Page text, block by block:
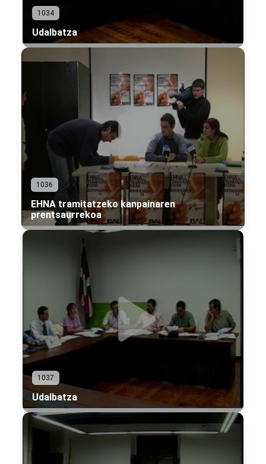
1034
Udalbatza
1036
EHNA tramitatzeko kanpainaren
prentsaurrekoa
1037
Udalbatza